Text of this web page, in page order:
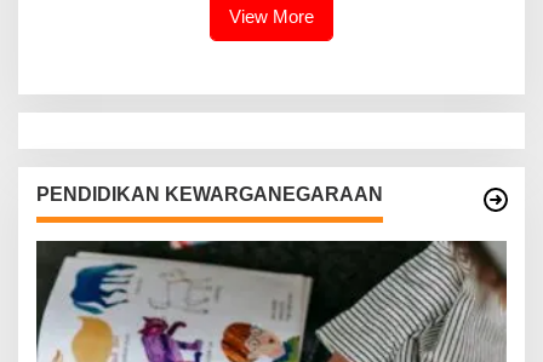
View More
PENDIDIKAN KEWARGANEGARAAN